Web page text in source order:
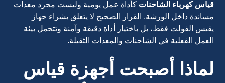
قياس كهرباء الشاحنات كأداة عمل يومية وليست مجرد معدات
مساندة داخل الورشة. القرار الصحيح لا يتعلق بشراء جهاز
يقيس الفولت فقط، بل باختيار أداة دقيقة وآمنة وتتحمل بيئة
العمل الفعلية في الشاحنات والمعدات الثقيلة.
لماذا أصبحت أجهزة قياس